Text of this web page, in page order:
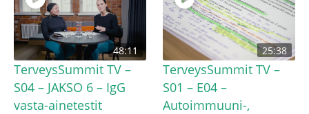
48:11
TerveysSummit TV –
S04 – JAKSO 6 – IgG
vasta-ainetestit
25:38
TerveysSummit TV –
S01 – E04 –
Autoimmuuni-,